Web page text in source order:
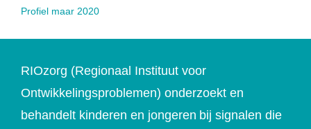
Profiel maar 2020
RIOzorg (Regionaal Instituut voor
Ontwikkelingsproblemen) onderzoekt en
behandelt kinderen en jongeren bij signalen die